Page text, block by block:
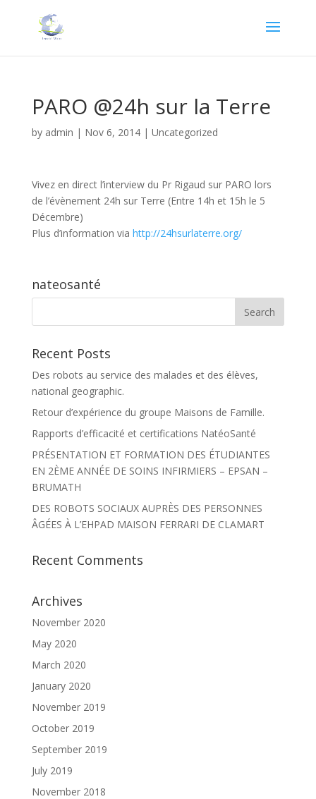
PARO @24h sur la Terre
by admin | Nov 6, 2014| Uncategorized
Vivez en direct l’interview du Pr Rigaud sur PARO lors
de l’évènement 24h sur Terre (Entre 14h et 15h le 5
Décembre)
Plus d’information via http://24hsurlaterre.org/
nateosanté
Recent Posts
Des robots au service des malades et des élèves,
national geographic.
Retour d’expérience du groupe Maisons de Famille.
Rapports d’efficacité et certifications NatéoSanté
PRÉSENTATION ET FORMATION DES ÉTUDIANTES
EN 2ÈME ANNÉE DE SOINS INFIRMIERS – EPSAN –
BRUMATH
DES ROBOTS SOCIAUX AUPRÈS DES PERSONNES
ÂGÉES À L’EHPAD MAISON FERRARI DE CLAMART
Recent Comments
Archives
November 2020
May 2020
March 2020
January 2020
November 2019
October 2019
September 2019
July 2019
November 2018